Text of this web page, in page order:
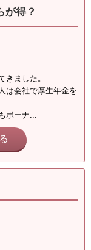
が得？
きました。
は会社で厚生年金を
ボーナ...